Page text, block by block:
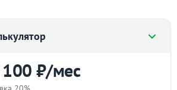
100 ₽/мес